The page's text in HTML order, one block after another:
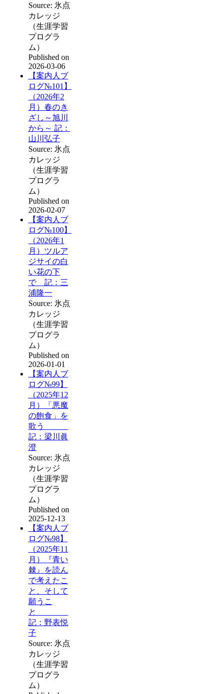
Source: 氷点
カレッジ
（生涯学習
プログラ
ム）
Published on
2026-03-06
【案内人ブ
ログ№101】
（2026年2
月）春のき
ざし～旭川
から～ 記：
山川弘子
Source: 氷点
カレッジ
（生涯学習
プログラ
ム）
Published on
2026-02-07
【案内人ブ
ログ№100】
（2026年1
月）ツルア
ジサイの白
い花の下
で 記：三
浦隆一
Source: 氷点
カレッジ
（生涯学習
プログラ
ム）
Published on
2026-01-01
【案内人ブ
ログ№99】
（2025年12
月）「悪魔
の飽食」を
歌う
記：梁川眞
澄
Source: 氷点
カレッジ
（生涯学習
プログラ
ム）
Published on
2025-12-13
【案内人ブ
ログ№98】
（2025年11
月）『青い
棘』を読ん
で考えたこ
と、そして
願うこ
と
記：野表悦
子
Source: 氷点
カレッジ
（生涯学習
プログラ
ム）